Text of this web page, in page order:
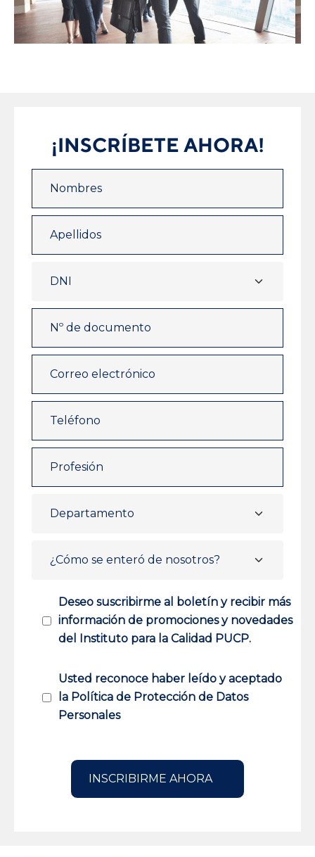
¡INSCRÍBETE AHORA!
Deseo suscribirme al boletín y recibir más
información de promociones y novedades
del Instituto para la Calidad PUCP.
Usted reconoce haber leído y aceptado
la Política de Protección de Datos
Personales